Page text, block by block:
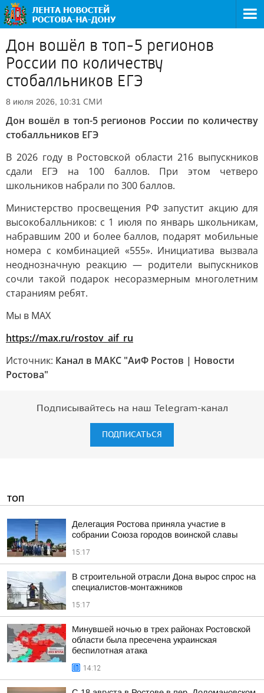
Дон вошёл в топ-5 регионов
России по количеству
стобалльников ЕГЭ
8 июля 2026, 10:31 СМИ
Дон вошёл в топ-5 регионов России по количеству
стобалльников ЕГЭ
В 2026 году в Ростовской области 216 выпускников
сдали ЕГЭ на 100 баллов. При этом четверо
школьников набрали по 300 баллов.
Министерство просвещения РФ запустит акцию для
высокобалльников: с 1 июля по январь школьникам,
набравшим 200 и более баллов, подарят мобильные
номера с комбинацией «555». Инициатива вызвала
неоднозначную реакцию — родители выпускников
сочли такой подарок несоразмерным многолетним
стараниям ребят.
Мы в MAX
https://max.ru/rostov_aif_ru
Источник: Канал в МАКС "АиФ Ростов | Новости
Ростова"
Подписывайтесь на наш Telegram-канал
ПОДПИСАТЬСЯ
ТОП
Делегация Ростова приняла участие в
собрании Союза городов воинской славы
15:17
В строительной отрасли Дона вырос спрос на
специалистов-монтажников
15:17
Минувшей ночью в трех районах Ростовской
области была пресечена украинская
беспилотная атака
14:12